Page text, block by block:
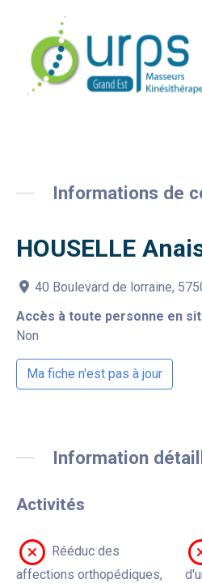
Informations de
HOUSELLE
40 Boulevard de lorraine,
Accès à toute personne en
Non
Ma fiche n'est pas à jour
Information
Activités
Rééduc des
affections orthopédiques,